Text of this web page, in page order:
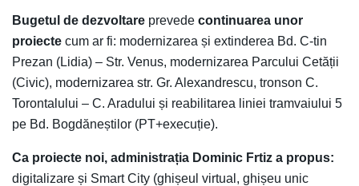
Bugetul de dezvoltare prevede continuarea unor
proiecte cum ar fi: modernizarea și extinderea Bd. C-tin
Prezan (Lidia) – Str. Venus, modernizarea Parcului Cetății
(Civic), modernizarea str. Gr. Alexandrescu, tronson C.
Torontalului – C. Aradului și reabilitarea liniei tramvaiului 5
pe Bd. Bogdăneștilor (PT+execuție).
Ca proiecte noi, administrația Dominic Frtiz a propus:
digitalizare și Smart City (ghișeul virtual, ghișeu unic